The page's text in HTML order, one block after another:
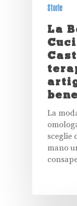
Storie
La
La
sceglie
mano